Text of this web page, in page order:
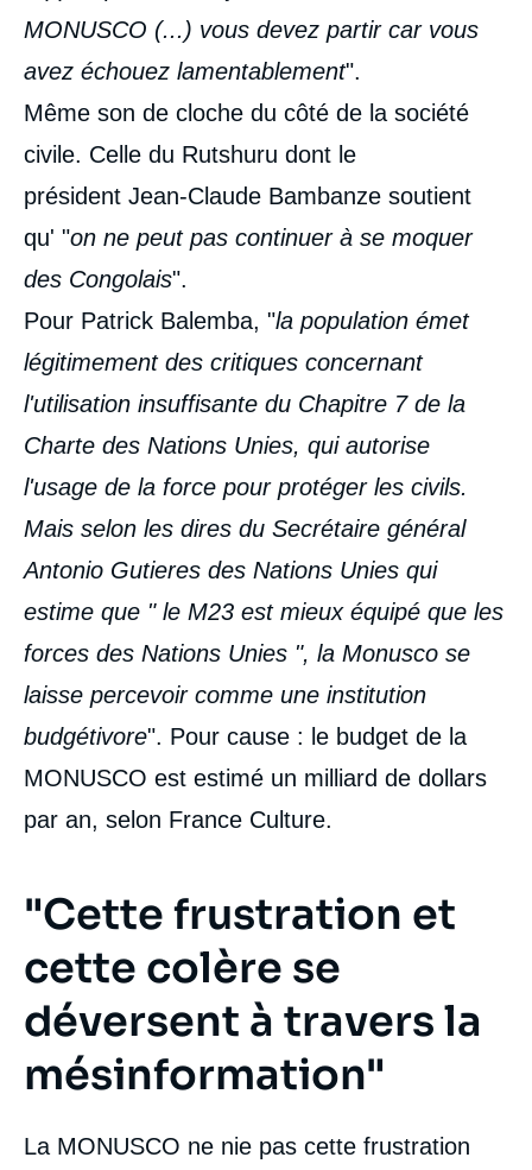
MONUSCO (...) vous devez partir car vous
avez échouez lamentablement".
Même son de cloche du côté de la société
civile. Celle du Rutshuru dont le
président Jean-Claude Bambanze soutient
qu' "on ne peut pas continuer à se moquer
des Congolais".
Pour Patrick Balemba, "la population émet
légitimement des critiques concernant
l'utilisation insuffisante du Chapitre 7 de la
Charte des Nations Unies, qui autorise
l'usage de la force pour protéger les civils.
Mais selon les dires du Secrétaire général
Antonio Gutieres des Nations Unies qui
estime que " le M23 est mieux équipé que les
forces des Nations Unies ", la Monusco se
laisse percevoir comme une institution
budgétivore". Pour cause : le budget de la
MONUSCO est estimé un milliard de dollars
par an, selon France Culture.
"Cette frustration et
cette colère se
déversent à travers la
mésinformation"
La MONUSCO ne nie pas cette frustration